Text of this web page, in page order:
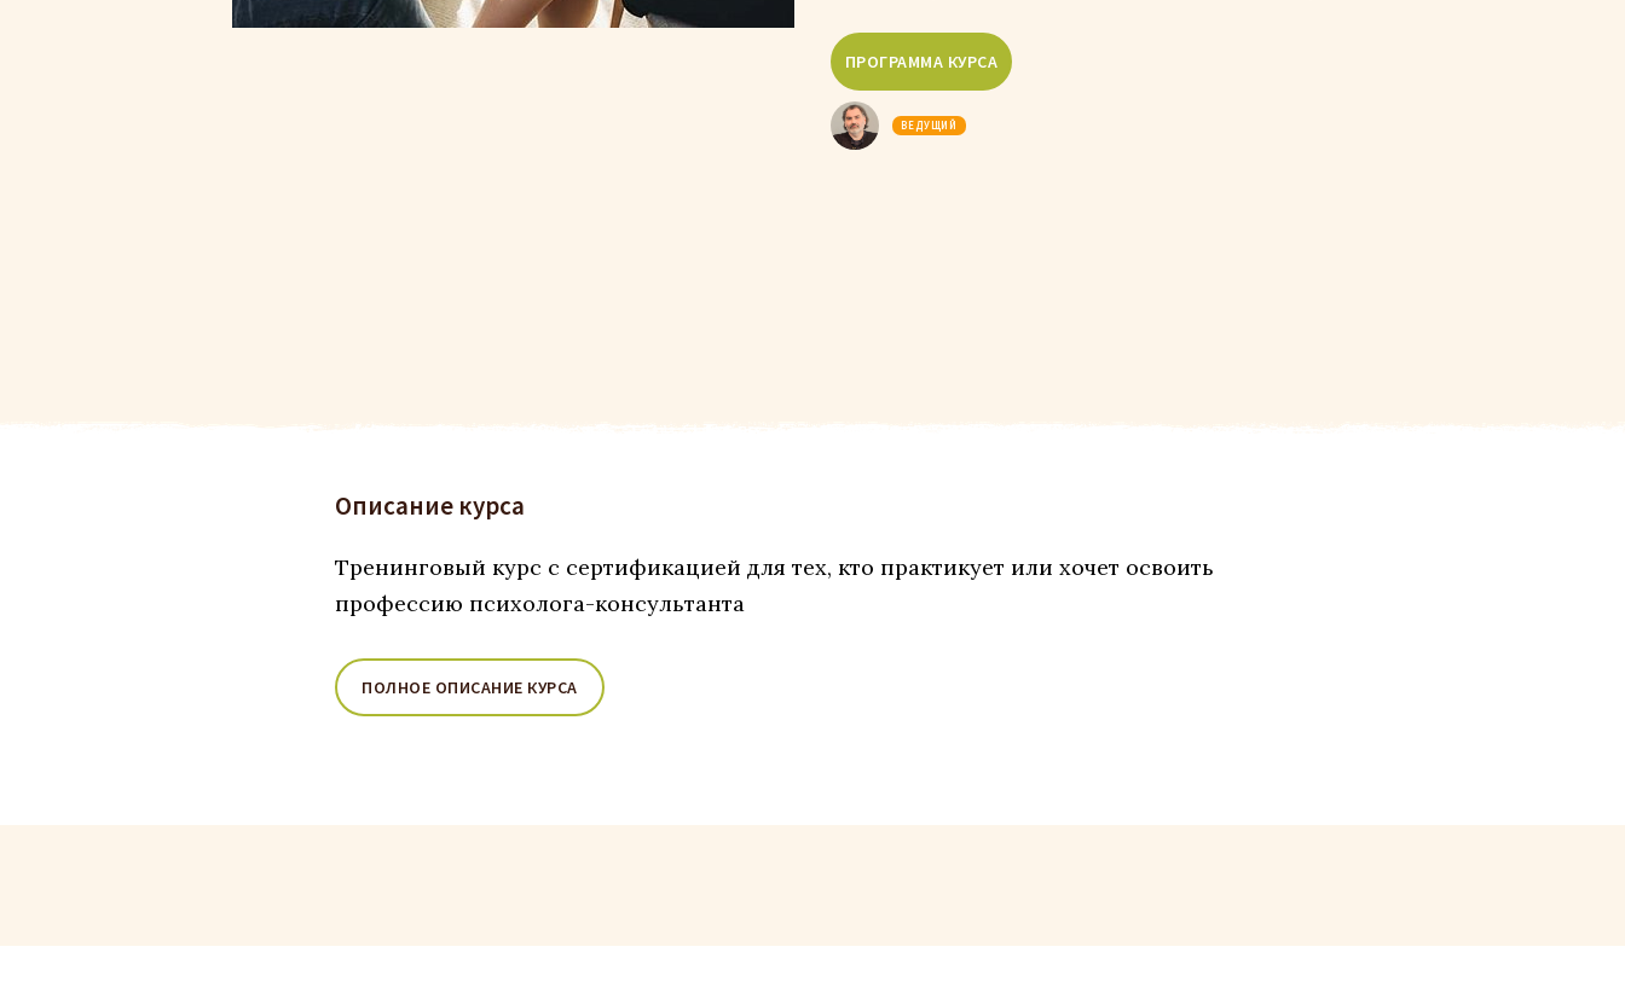
ВЕДУЩИЙ
Описание курса
Тренинговый курс с сертификацией для тех, кто практикует или хочет освоить
профессию психолога-консультанта
ПОЛНОЕ ОПИСАНИЕ КУРСА